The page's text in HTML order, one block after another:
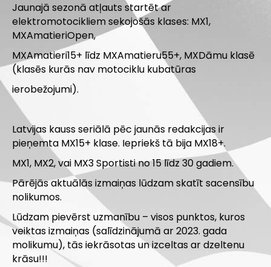
Jaunajā sezonā atļauts startēt ar
elektromotocikliem sekojošās klases: MX1,
MXAmatieriOpen,
MXAmatieri15+ līdz MXAmatieru55+, MXDāmu klasē
(klasēs kurās nav motociklu kubatūras
ierobežojumi).
Latvijas kauss seriālā pēc jaunās redakcijas ir
pieņemta MX15+ klase. Iepriekš tā bija MX18+.
MX1, MX2, vai MX3 Sportisti no 15 līdz 30 gadiem.
Pārējās aktuālās izmaiņas lūdzam skatīt sacensību
nolikumos.
Lūdzam pievērst uzmanību – visos punktos, kuros
veiktas izmaiņas (salīdzinājumā ar 2023. gada
molikumu), tās iekrāsotas un izceltas ar dzeltenu
krāsu!!!